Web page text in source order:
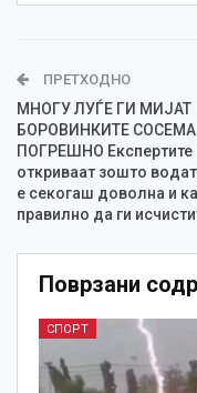
ПРЕТХОДНО
МНОГУ ЛУЃЕ ГИ МИЈАТ
БОРОВИНКИТЕ СОСЕМА
ПОГРЕШНО Експертите
откриваат зошто
е секогаш доволна и
правилно да ги
Поврзани
СПОРТ